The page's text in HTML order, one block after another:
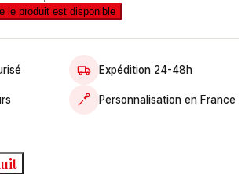
le produit est disponible
Expédition 24-48h
Personnalisation en France